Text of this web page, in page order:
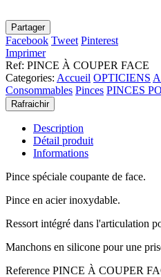
Partager
Facebook Tweet Pinterest
Imprimer
Ref: PINCE À COUPER FACE
Categories: Accueil OPTICIENS
Consommables Pinces PINCES
Description
Détail produit
Informations
Pince spéciale coupante de face.
Pince en acier inoxydable.
Ressort intégré dans l'articulation
Manchons en silicone pour une
Reference PINCE À COUPER